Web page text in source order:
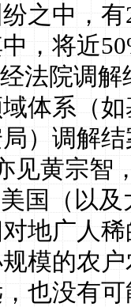
之中，有
，将近
法院调解
体系（
）调解
见黄宗智
国（以
地广人
模的农
，也没有可